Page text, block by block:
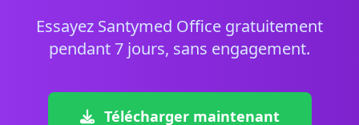
Essayez Santymed Office gratuitement
pendant 7 jours, sans engagement.
Télécharger maintenant